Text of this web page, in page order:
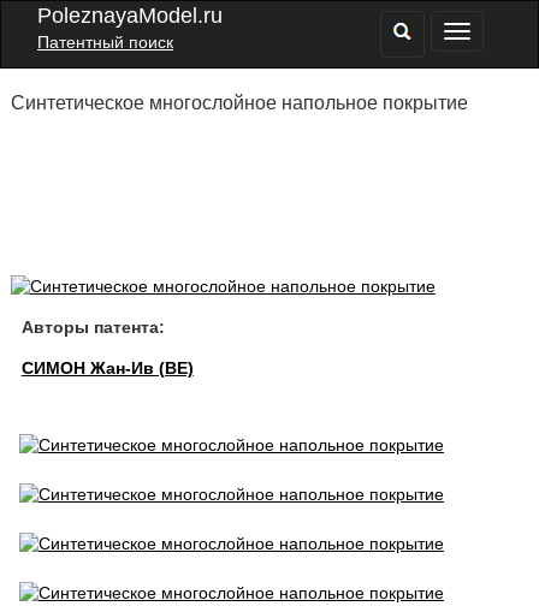
PoleznayaModel.ru
Патентный поиск
Синтетическое многослойное напольное покрытие
Авторы патента:
СИМОН Жан-Ив (BE)